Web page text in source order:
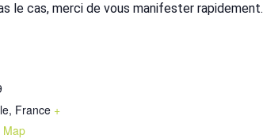
le cas, merci de vous manifester rapidement.
, France +
Map